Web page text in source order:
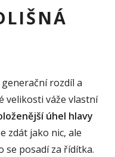
rozdíl a
velikosti váže vlastní
úhel hlavy
zdát jako nic, ale
se posadí za řídítka.